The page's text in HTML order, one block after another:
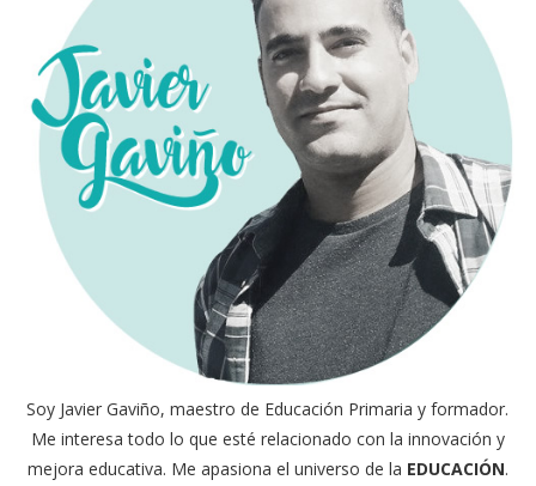
Soy Javier Gaviño, maestro de Educación Primaria y formador.
Me interesa todo lo que esté relacionado con la innovación y
mejora educativa. Me apasiona el universo de la EDUCACIÓN.